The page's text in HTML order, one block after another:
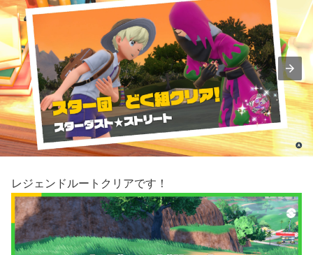
レジェンドルートクリアです！